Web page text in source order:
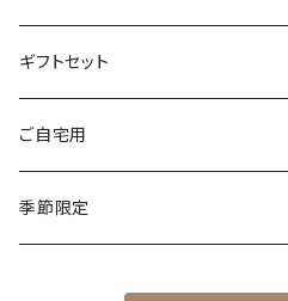
ギフトセット
ご自宅用
季節限定